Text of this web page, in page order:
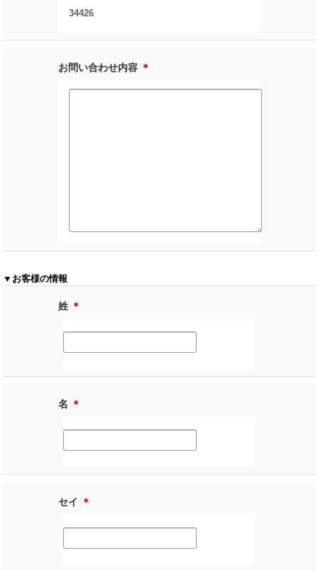
34426
お問い合わせ内容 ＊
▼お客様の情報
姓 ＊
名 ＊
セイ ＊